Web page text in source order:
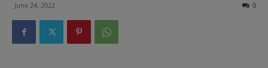
June 24, 2022 0